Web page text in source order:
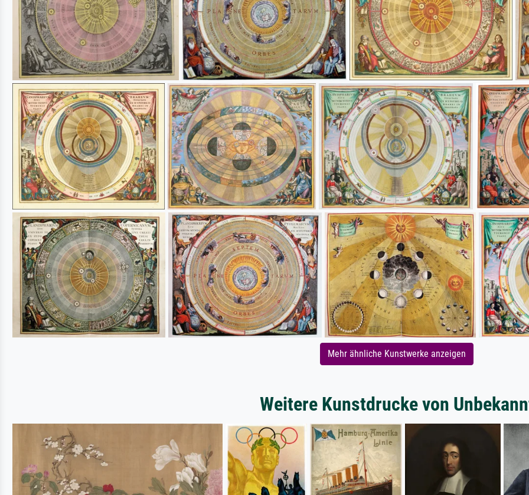
Mehr ähnliche Kunstwerke anzeigen
Weitere Kunstdrucke von